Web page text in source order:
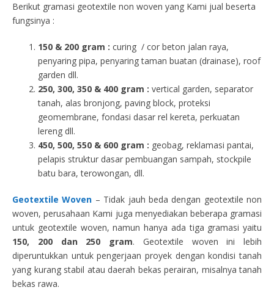
Berikut gramasi geotextile non woven yang Kami jual beserta
fungsinya :
150 & 200 gram : curing / cor beton jalan raya,
penyaring pipa, penyaring taman buatan (drainase), roof
garden dll.
250, 300, 350 & 400 gram : vertical garden, separator
tanah, alas bronjong, paving block, proteksi
geomembrane, fondasi dasar rel kereta, perkuatan
lereng dll.
450, 500, 550 & 600 gram : geobag, reklamasi pantai,
pelapis struktur dasar pembuangan sampah, stockpile
batu bara, terowongan, dll.
Geotextile Woven – Tidak jauh beda dengan geotextile non
woven, perusahaan Kami juga menyediakan beberapa gramasi
untuk geotextile woven, namun hanya ada tiga gramasi yaitu
150, 200 dan 250 gram. Geotextile woven ini lebih
diperuntukkan untuk pengerjaan proyek dengan kondisi tanah
yang kurang stabil atau daerah bekas perairan, misalnya tanah
bekas rawa.